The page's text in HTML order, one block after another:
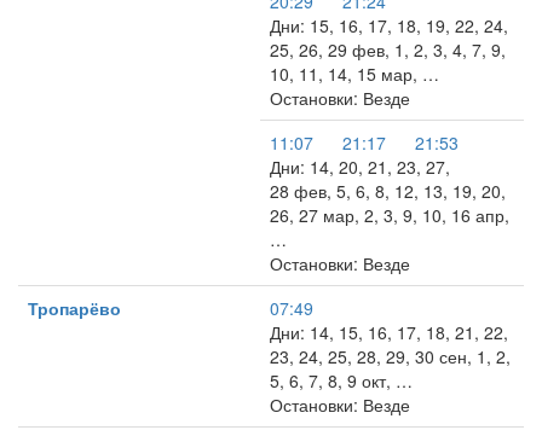
Дни: 15, 16, 17, 18, 19, 22, 24,
25, 26, 29 фев, 1, 2, 3, 4, 7, 9,
10, 11, 14, 15 мар, …
Остановки: Везде
11:07
21:17
21:53
Дни: 14, 20, 21, 23, 27,
28 фев, 5, 6, 8, 12, 13, 19, 20,
26, 27 мар, 2, 3, 9, 10, 16 апр,
…
Остановки: Везде
Тропарёво
07:49
Дни: 14, 15, 16, 17, 18, 21, 22,
23, 24, 25, 28, 29, 30 сен, 1, 2,
5, 6, 7, 8, 9 окт, …
Остановки: Везде